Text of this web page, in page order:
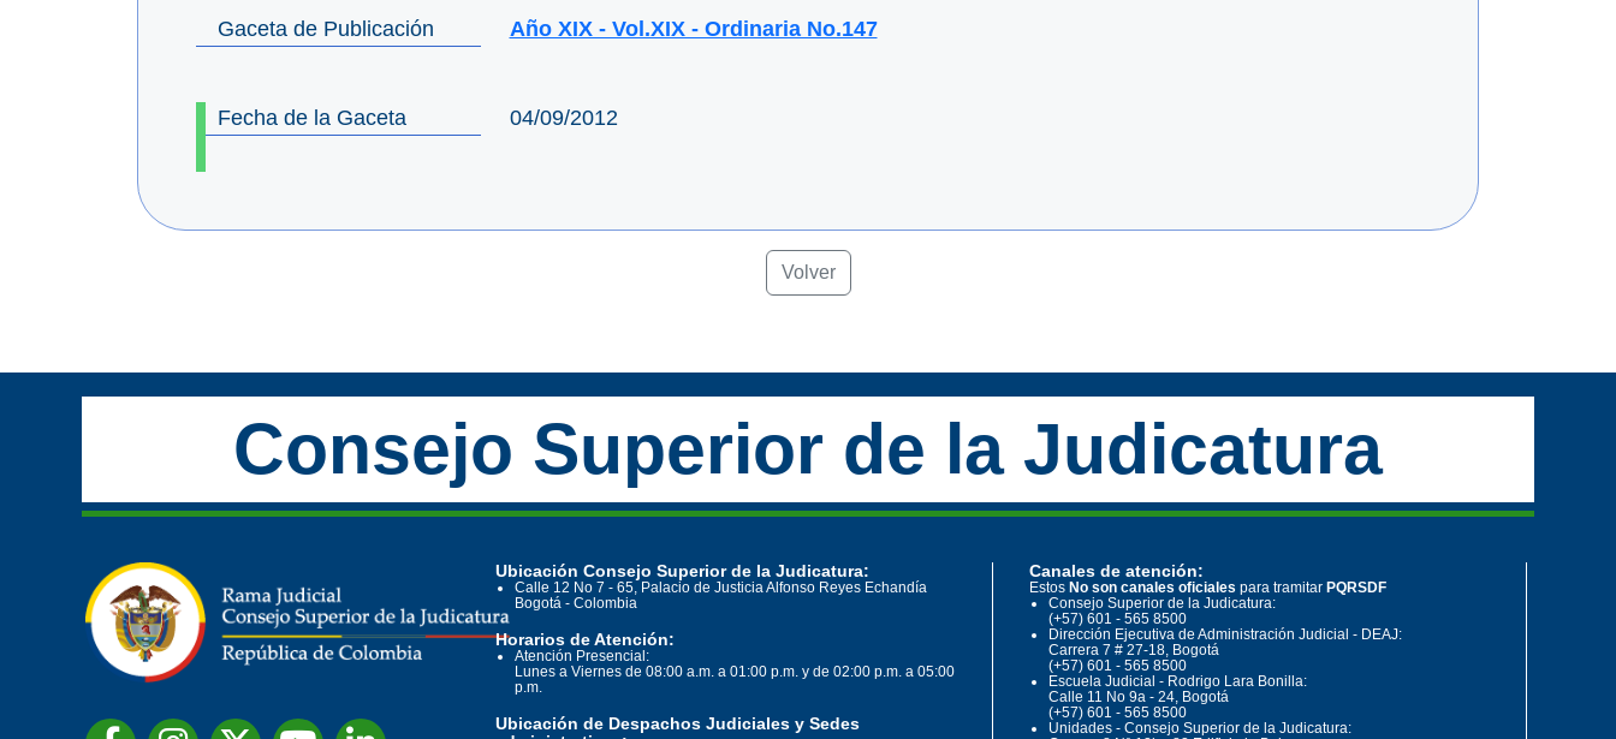
Gaceta de Publicación Año XIX - Vol.XIX - Ordinaria No.147
Fecha de la Gaceta 04/09/2012
Volver
Consejo Superior de la Judicatura
Ubicación Consejo Superior de la Judicatura:
Calle 12 No 7 - 65, Palacio de Justicia Alfonso Reyes Echandía
Bogotá - Colombia
Horarios de Atención:
Atención Presencial:
Lunes a Viernes de 08:00 a.m. a 01:00 p.m. y de 02:00 p.m. a 05:00
p.m.
Ubicación de Despachos Judiciales y Sedes
Canales de atención:
Estos No son canales oficiales para tramitar PQRSDF
Consejo Superior de la Judicatura:
(+57) 601 - 565 8500
Dirección Ejecutiva de Administración Judicial - DEAJ:
Carrera 7 # 27-18, Bogotá
(+57) 601 - 565 8500
Escuela Judicial - Rodrigo Lara Bonilla:
Calle 11 No 9a - 24, Bogotá
(+57) 601 - 565 8500
Unidades - Consejo Superior de la Judicatura: